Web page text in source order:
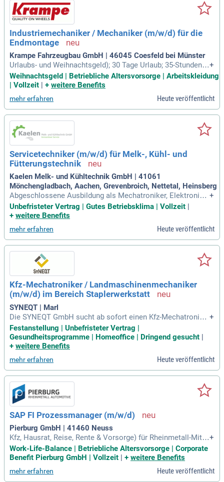
Industriemechaniker / Mechaniker (m/w/d) für die
Endmontage
Krampe Fahrzeugbau GmbH | 46045 Coesfeld bei Münster
Urlaubs- und Weihnachtsgeld); 30 Tage Urlaub; 35-Stunden-
Woche; Früh- und Spätschicht im Wochenwechsel (in der Sp
ätschichtwoche ist der Freitag frei); Zuschuss zur betrieblic
enevents; kostenlose
+
Weihnachtsgeld | Betriebliche Altersvorsorge | Arbeitskleidung
| Vollzeit | + weitere Benefits
mehr erfahren Heute veröffentlicht
Servicetechniker (m/w/d) für Melk-, Kühl- und
Fütterungstechnik
Kaelen Melk- und Kühltechnik GmbH | 41061
Mönchengladbach, Aachen, Grevenbroich, Nettetal, Heinsberg
Abgeschlossene Ausbildung als Mechatroniker, Elektronike
r, Kälteanlagenbauer/Mechatroniker für Kältetechnik, Land-
und Baumaschinenmechatroniker, KFZ-Mechatroniker, Anlag
ealerweise Erfahrung im
+
Unbefristeter Vertrag | Gutes Betriebsklima | Vollzeit
+ weitere Benefits
mehr erfahren Heute veröffentlicht
Kfz-Mechatroniker / Landmaschinenmechaniker
(m/w/d) im Bereich Staplerwerkstatt
SYNEQT | Marl
Die SYNEQT GmbH sucht ab sofort einen Kfz-Mechatronike
r beziehungsweise Landmaschinenmechaniker (m/w/d) für
die Staplerwerkstatt. Als Tochtergesellschaft von Evonik In
dustries AG ist SYNEQT ein führender Infrastrukturdienstlei
für die Prozessindustrie bietet. Unser Unternehmen gewährl
eistet einen sicheren und reibungslosen Betrieb für zahlreic
he Kunden. Deine Hauptaufgaben umfassen Wartungs-, Insp
ektions- und Instandhaltungsarbeiten an Flurförderzeugen u
nd Anhängern. Mit über 3.500 Mitarbeitern erwirtschaftete S
YNEQT im Jahr 2025 einen Umsatz von 1,8 Milliarden Euro.
Werde Teil dieses dynamischen Teams und gestalte die Zuk
unft der Industrie in Deutschland mit!
+
Festanstellung | Unbefristeter Vertrag |
Gesundheitsprogramme | Homeoffice | Dringend gesucht |
+ weitere Benefits
mehr erfahren Heute veröffentlicht
SAP FI Prozessmanager (m/w/d)
Pierburg GmbH | 41460 Neuss
Kfz, Hausrat, Reise, Rente & Vorsorge) für Rheinmetall-Mitar
beitende sowie deren Angehörige.
+
Work-Life-Balance | Betriebliche Altersvorsorge | Corporate
Benefit Pierburg GmbH | Vollzeit | + weitere Benefits
mehr erfahren Heute veröffentlicht